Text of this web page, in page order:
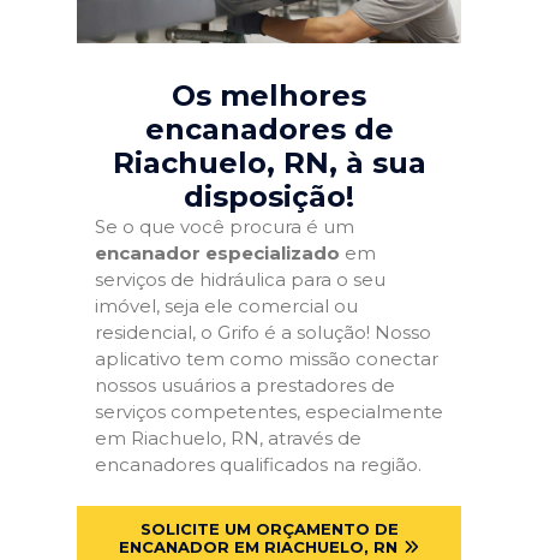
Os melhores
encanadores de
Riachuelo, RN, à sua
disposição!
Se o que você procura é um
encanador especializado em
serviços de hidráulica para o seu
imóvel, seja ele comercial ou
residencial, o Grifo é a solução! Nosso
aplicativo tem como missão conectar
nossos usuários a prestadores de
serviços competentes, especialmente
em Riachuelo, RN, através de
encanadores qualificados na região.
SOLICITE UM ORÇAMENTO DE
ENCANADOR EM RIACHUELO, RN